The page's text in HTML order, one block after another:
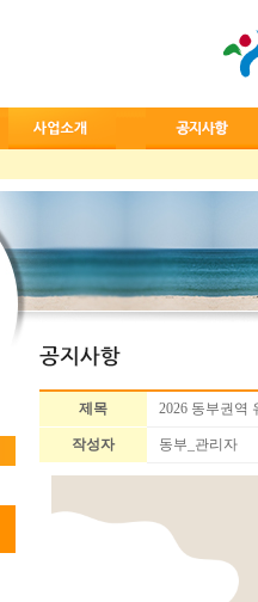
제목 2026 동부권역
작성자 동부_관리자